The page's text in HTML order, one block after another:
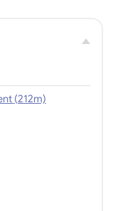
IAE Nancy - School of Management (212m)